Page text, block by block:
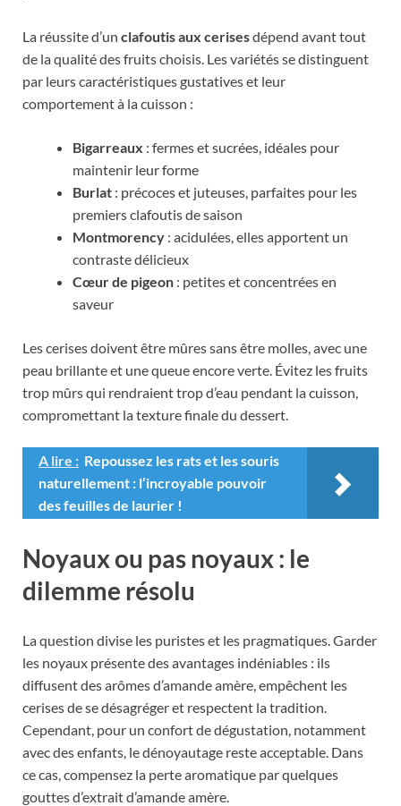
La réussite d’un clafoutis aux cerisesdépend avant tout
de la qualité des fruits choisis. Les variétés se distinguent
par leurs caractéristiques gustatives et leur
comportement à la cuisson :
Bigarreaux : fermes et sucrées, idéales pour
maintenir leur forme
Burlat : précoces et juteuses, parfaites pour les
premiers clafoutis de saison
Montmorency : acidulées, elles apportent un
contraste délicieux
Cœur de pigeon : petites et concentrées en
saveur
Les cerises doivent être mûres sans être molles, avec une
peau brillante et une queue encore verte. Évitez les fruits
trop mûrs qui rendraient trop d’eau pendant la cuisson,
compromettant la texture finale du dessert.
A lire : Repoussez les rats et les souris
naturellement : l’incroyable pouvoir
des feuilles de laurier !
Noyaux ou pas noyaux : le
dilemme résolu
La question divise les puristes et les pragmatiques. Garder
les noyaux présente des avantages indéniables : ils
diffusent des arômes d’amande amère, empêchent les
cerises de se désagréger et respectent la tradition.
Cependant, pour un confort de dégustation, notamment
avec des enfants, le dénoyautage reste acceptable. Dans
ce cas, compensez la perte aromatique par quelques
gouttes d’extrait d’amande amère.